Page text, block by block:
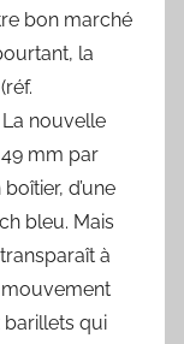
bon marché
la
nouvelle
mm par
d’une
bleu. Mais
à
mouvement
qui